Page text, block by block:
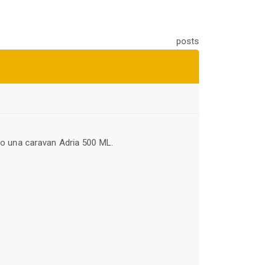
posts
caravan Adria 500 ML.